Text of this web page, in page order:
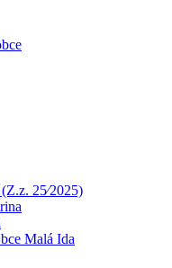
25⁄2025)
Malá Ida